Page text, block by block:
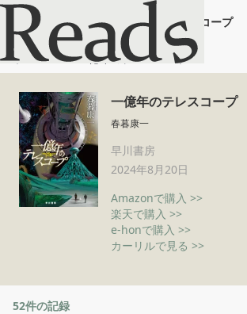
一億年のテレスコープ
ホーム 一億年のテレスコープ
一億年のテレスコープ
春暮康一
早川書房
2024年8月20日
Amazonで購入 >>
楽天で購入 >>
e-honで購入 >>
カーリルで見る >>
52件の記録